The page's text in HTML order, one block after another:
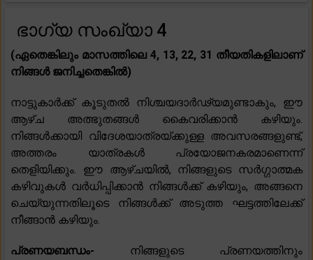
ഭാഗ്യ സംഖ്യാ 4
(ഏതെങ്കിലും മാസത്തിലെ 4, 13, 22, 31 തീയതികളിലാണ്
നിങ്ങൾ ജനിച്ചതെങ്കിൽ)
നാട്ടുകാർക്ക് കൂടുതൽ നിശ്ചയദാർഢ്യമുണ്ടാകും, ഈ
ആഴ്ച അത്ഭുതങ്ങൾ കൈവരിക്കാൻ കഴിയും.
നിങ്ങൾക്കായി വിദേശയാത്രയ്ക്കുള്ള അവസരങ്ങളുണ്ട്,
അത്തരം യാത്രകൾ പ്രയോജനകരമാണെന്ന്
തെളിയിക്കും. ഈ ആഴ്‌ചയിൽ, നിങ്ങളുടെ സർഗ്ഗാത്മക
കഴിവുകൾ വർധിപ്പിക്കാൻ നിങ്ങൾക്ക് കഴിയും, അങ്ങനെ
ചെയ്യുന്നതിലൂടെ നിങ്ങൾക്ക് അടുത്ത ഘട്ടത്തിലേക്ക്
നീങ്ങാൻ കഴിയും.
പ്രണയബന്ധം- നിങ്ങളുടെ പ്രണയത്തിനും